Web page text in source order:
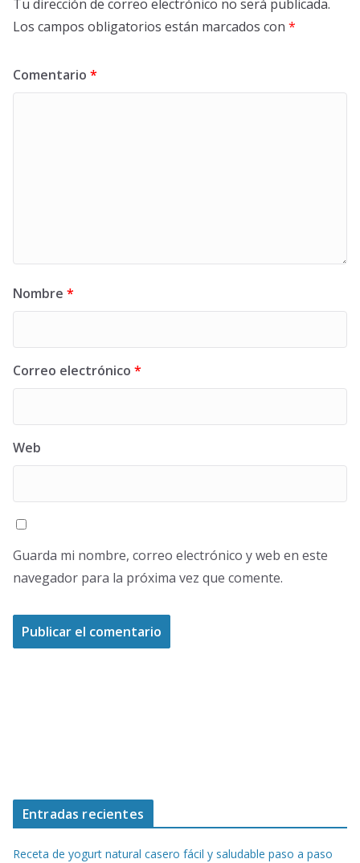
Tu dirección de correo electrónico no será publicada.
Los campos obligatorios están marcados con *
Comentario *
Nombre *
Correo electrónico *
Web
Guarda mi nombre, correo electrónico y web en este
navegador para la próxima vez que comente.
Entradas recientes
Receta de yogurt natural casero fácil y saludable paso a paso